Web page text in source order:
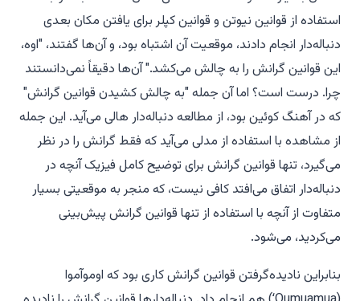
استفاده از قوانین نیوتن و قوانین کپلر برای یافتن مکان بعدی
دنباله‌دار انجام دادند، موقعیت آن اشتباه بود، و آن‌ها گفتند، "اوه،
این قوانین گرانش را به چالش می‌کشد." آن‌ها دقیقاً نمی‌دانستند
چرا. درست است؟ اما آن جمله "به چالش کشیدن قوانین گرانش"
که در آهنگ کوئین بود، از مطالعه دنباله‌دار هالی می‌آید. این جمله
از مشاهده با استفاده از مدلی می‌آید که فقط گرانش را در نظر
می‌گیرد، تنها قوانین گرانش برای توضیح کامل فیزیک آنچه در
دنباله‌دار اتفاق می‌افتد کافی نیست، که منجر به موقعیتی بسیار
متفاوت از آنچه با استفاده از تنها قوانین گرانش پیش‌بینی
می‌کردید، می‌شود.
بنابراین نادیده‌گرفتن قوانین گرانش کاری بود که اوموآموا